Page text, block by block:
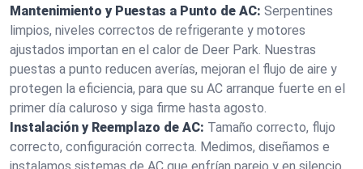
Mantenimiento y Puestas a Punto de AC: Serpentines
limpios, niveles correctos de refrigerante y motores
ajustados importan en el calor de Deer Park. Nuestras
puestas a punto reducen averías, mejoran el flujo de aire y
protegen la eficiencia, para que su AC arranque fuerte en el
primer día caluroso y siga firme hasta agosto.
Instalación y Reemplazo de AC: Tamaño correcto, flujo
correcto, configuración correcta. Medimos, diseñamos e